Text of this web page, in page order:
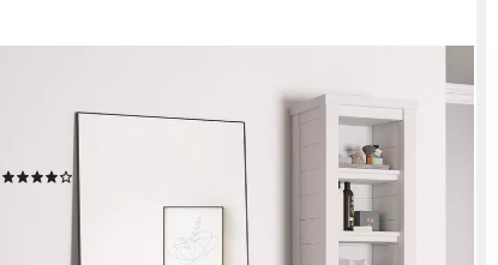
Ganzkörperspiegel 165x60cm, stehender Spiegel, großer
Boden-Spiegel, mit Alu-Rahmen, Ganzkörperspiegel mit
Rahmen,Wandmontage und dünner Rahmen
(10)
lieferbar - in 7-9 Werktagen bei dir